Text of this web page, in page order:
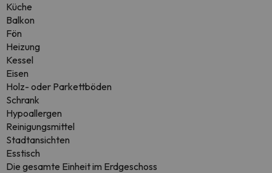
Küche
Balkon
Fön
Heizung
Kessel
Eisen
Holz- oder Parkettböden
Schrank
Hypoallergen
Reinigungsmittel
Stadtansichten
Esstisch
Die gesamte Einheit im Erdgeschoss